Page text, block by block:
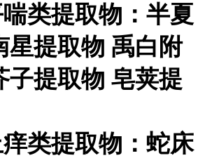
类提取物：半夏
星提取物 禹白附
子提取物 皂荚提
类提取物：蛇床